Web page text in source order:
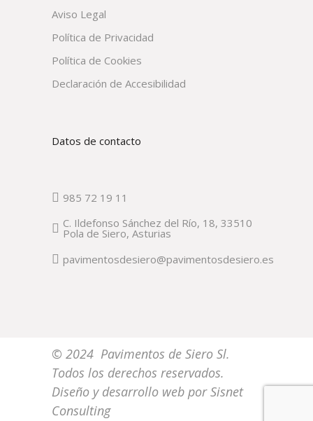
Aviso Legal
Política de Privacidad
Política de Cookies
Declaración de Accesibilidad
Datos de contacto
985 72 19 11
C. Ildefonso Sánchez del Río, 18, 33510
Pola de Siero, Asturias
pavimentosdesiero@pavimentosdesiero.es
© 2024 Pavimentos de Siero Sl.
Todos los derechos reservados.
Diseño y desarrollo web porSisnet
Consulting